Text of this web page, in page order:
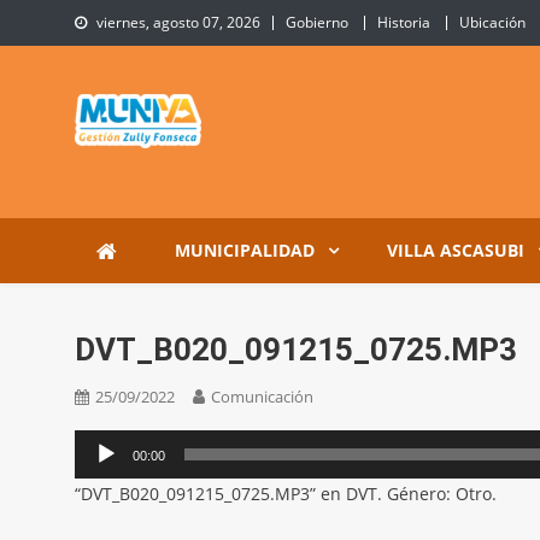
to
viernes, agosto 07, 2026 Gobierno Historia Ubicación
Municipalidad de Villa
MUNICIPALIDAD VILLA ASCASUBI
DVT_B020_091215_0725.MP3
25/09/2022 Comunicación
Reproductor
de
audio
00:00
“DVT_B020_091215_0725.MP3” en DVT. Género: Otro.